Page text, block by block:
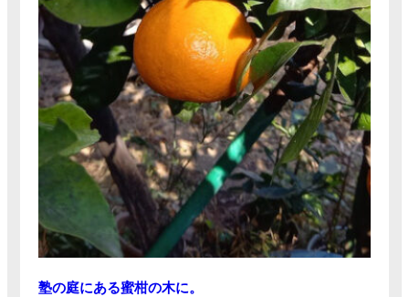
塾の庭にある蜜柑の木に。